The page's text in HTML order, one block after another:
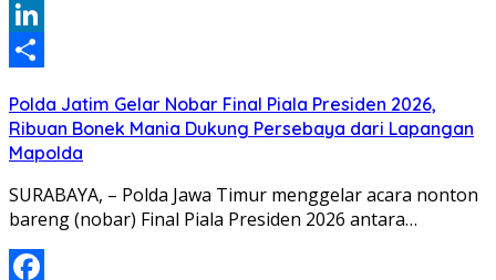
WhatsApp
LinkedIn
Polda Jatim Gelar Nobar Final Piala Presiden 2026,
Ribuan Bonek Mania Dukung Persebaya dari Lapangan
Mapolda
SURABAYA, – Polda Jawa Timur menggelar acara nonton
bareng (nobar) Final Piala Presiden 2026 antara…